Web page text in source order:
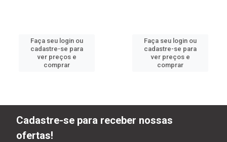
Faça seu login ou
cadastre-se para
ver preços e
comprar
Faça seu login ou
cadastre-se para
ver preços e
comprar
Cadastre-se para receber nossas
ofertas!